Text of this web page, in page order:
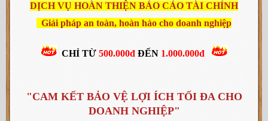
DỊCH VỤ HOÀN THIỆN BÁO CÁO TÀI CHÍNH
Giải pháp an toàn, hoàn hảo cho doanh nghiệp
CHỈ TỪ 500.000đ ĐẾN 1.000.000đ
"CAM KẾT BẢO VỆ LỢI ÍCH TỐI ĐA CHO
DOANH NGHIỆP"